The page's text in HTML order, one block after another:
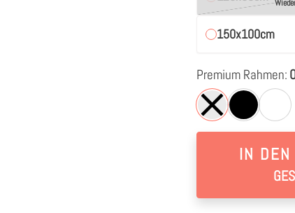
150x100cm
Premium Rahmen:
IN DEN